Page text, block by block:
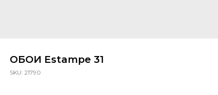
ОБОИ Estampe 31
SKU: 21790